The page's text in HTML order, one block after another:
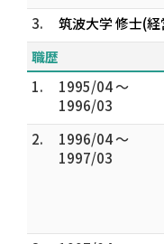
3.
筑波大学 修士(
職歴
1.
1995/04 ～
1996/03
2.
1996/04 ～
1997/03